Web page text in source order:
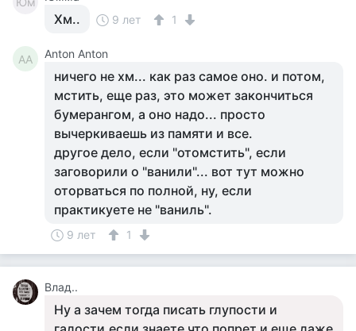
Хм.. 9 лет 1
AA Anton Anton
ничего не хм... как раз самое оно. и потом,
мстить, еще раз, это может закончиться
бумерангом, а оно надо... просто
вычеркиваешь из памяти и все.
другое дело, если "отомстить", если
заговорили о "ванили"... вот тут можно
оторваться по полной, ну, если
практикуете не "ваниль".
9 лет 1
Влад..
Ну а зачем тогда писать глупости и